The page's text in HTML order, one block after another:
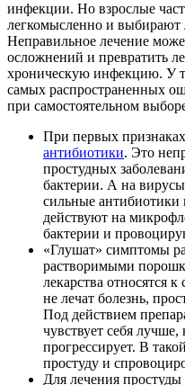
инфекции. Но взрослые
легкомысленно и выбирают
Неправильное лечение
осложнений и превратить
хроническую инфекцию. У
самых распространенных
при самостоятельном
При первых
антибиотики. Это
простудных
бактерии. А на
сильные антибиотики
действуют на
бактерии и
«Глушат» симптомы
растворимыми
лекарства относятся
не лечат болезнь,
Под действием
чувствует себя
прогрессирует. В
простуду и
Для лечения простуды